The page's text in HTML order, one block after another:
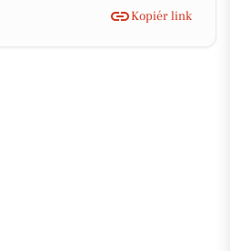
Kopiér link